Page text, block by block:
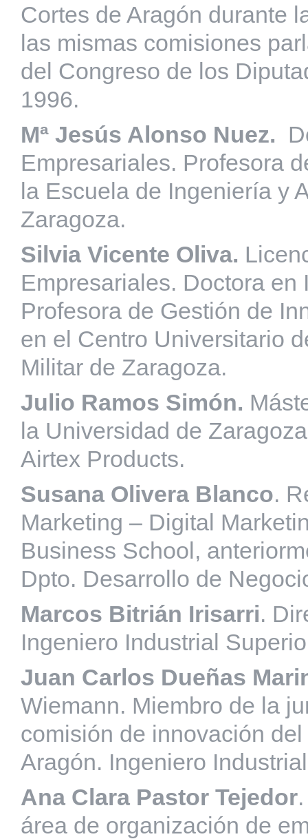
Cortes de Aragón durante
las mismas comisiones
del Congreso de los
1996.
Mª Jesús Alonso Nuez.
Empresariales. Profesora
la Escuela de Ingeniería y
Zaragoza.
Silvia Vicente Oliva.
Empresariales. Doctora
Profesora de Gestión de
en el Centro Universitario
Militar de Zaragoza.
Julio Ramos Simón.
la Universidad de
Airtex Products.
Susana Olivera Blanco.
Marketing – Digital
Business School,
Dpto. Desarrollo de
Marcos Bitrián Irisarri.
Ingeniero Industrial
Juan Carlos Dueñas
Wiemann. Miembro de la
comisión de innovación
Aragón. Ingeniero
Ana Clara Pastor Tejedor
área de organización de